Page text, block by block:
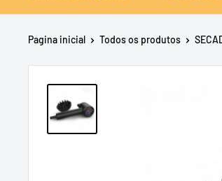
Pagina inicial Todos os produtos